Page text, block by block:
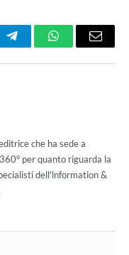
TelegramWhatsAppEmail
che ha sede a
per quanto riguarda la
dell'lnformation &